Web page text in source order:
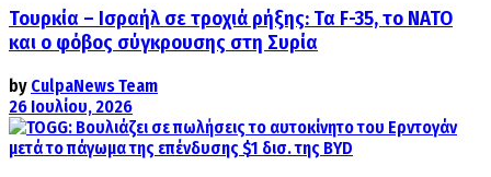
Τουρκία – Ισραήλ σε τροχιά ρήξης: Τα F-35, το ΝΑΤΟ
και ο φόβος σύγκρουσης στη Συρία
by CulpaNews Team
26 Ιουλίου, 2026